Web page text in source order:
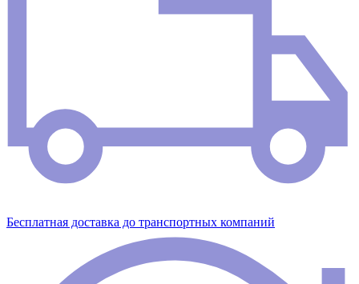
Бесплатная доставка до транспортных компаний